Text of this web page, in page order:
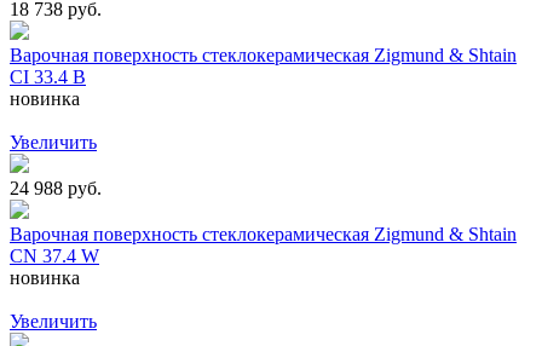
18 738 руб.
Варочная поверхность стеклокерамическая Zigmund & Shtain
CI 33.4 B
новинка
Увеличить
24 988 руб.
Варочная поверхность стеклокерамическая Zigmund & Shtain
CN 37.4 W
новинка
Увеличить